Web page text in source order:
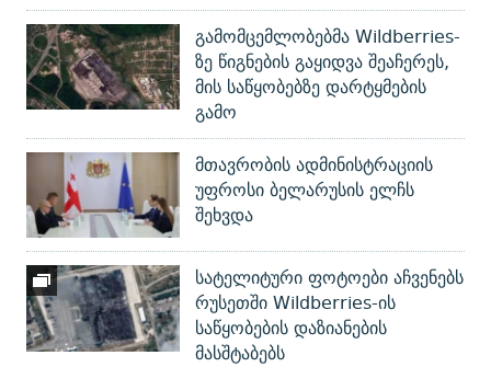
გამომცემლობებმა Wildberries-
ზე წიგნების გაყიდვა შეაჩერეს,
მის საწყობებზე დარტყმების
გამო
მთავრობის ადმინისტრაციის
უფროსი ბელარუსის ელჩს
შეხვდა
სატელიტური ფოტოები აჩვენებს
რუსეთში Wildberries-ის
საწყობების დაზიანების
მასშტაბებს